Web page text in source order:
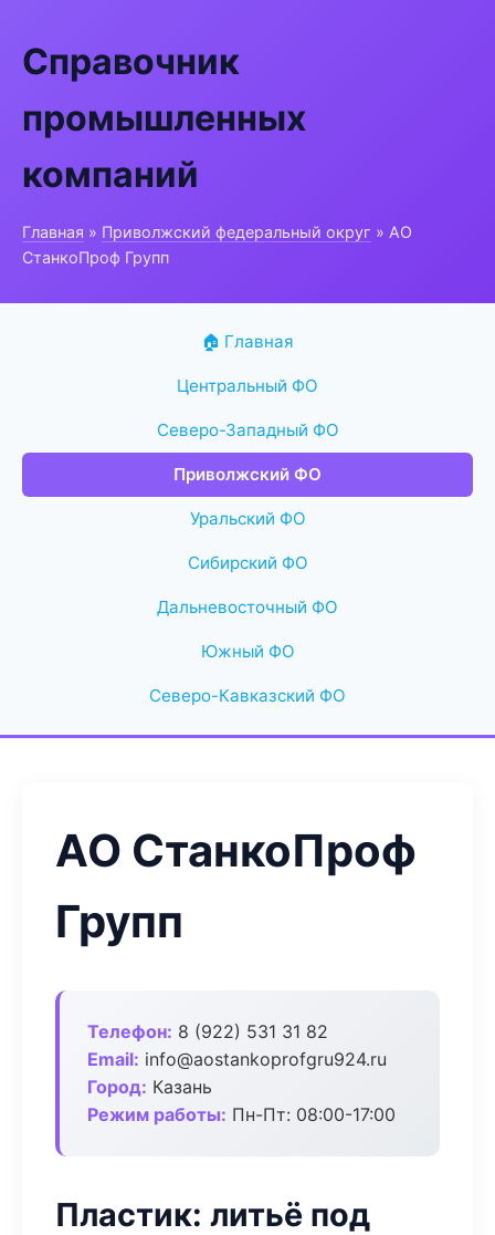
Справочник
промышленных
компаний
Главная » Приволжский федеральный округ » АО
СтанкоПроф Групп
🏠 Главная
Центральный ФО
Северо-Западный ФО
Приволжский ФО
Уральский ФО
Сибирский ФО
Дальневосточный ФО
Южный ФО
Северо-Кавказский ФО
АО СтанкоПроф
Групп
Телефон: 8 (922) 531 31 82
Email: info@aostankoprofgru924.ru
Город: Казань
Режим работы: Пн-Пт: 08:00-17:00
Пластик: литьё под